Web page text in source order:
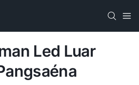
Led Luar